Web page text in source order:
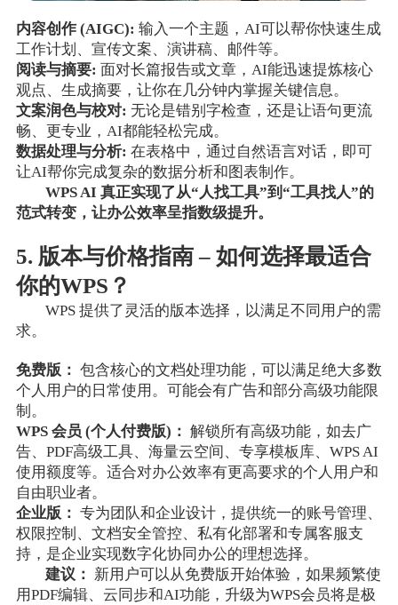
内容创作 (AIGC): 输入一个主题，AI可以帮你快速生成
工作计划、宣传文案、演讲稿、邮件等。
阅读与摘要: 面对长篇报告或文章，AI能迅速提炼核心
观点、生成摘要，让你在几分钟内掌握关键信息。
文案润色与校对: 无论是错别字检查，还是让语句更流
畅、更专业，AI都能轻松完成。
数据处理与分析: 在表格中，通过自然语言对话，即可
让AI帮你完成复杂的数据分析和图表制作。
WPS AI 真正实现了从“人找工具”到“工具找人”的
范式转变，让办公效率呈指数级提升。
5. 版本与价格指南 – 如何选择最适合
你的WPS？
WPS 提供了灵活的版本选择，以满足不同用户的需
求。
免费版： 包含核心的文档处理功能，可以满足绝大多数
个人用户的日常使用。可能会有广告和部分高级功能限
制。
WPS 会员 (个人付费版)： 解锁所有高级功能，如去广
告、PDF高级工具、海量云空间、专享模板库、WPS AI
使用额度等。适合对办公效率有更高要求的个人用户和
自由职业者。
企业版： 专为团队和企业设计，提供统一的账号管理、
权限控制、文档安全管控、私有化部署和专属客服支
持，是企业实现数字化协同办公的理想选择。
建议： 新用户可以从免费版开始体验，如果频繁使
用PDF编辑、云同步和AI功能，升级为WPS会员将是极